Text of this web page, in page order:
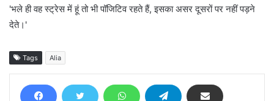
'भले ही वह स्ट्रेस में हूं तो भी पॉजिटिव रहते हैं, इसका असर दूसरों पर नहीं पड़ने
देते।'
Tags Alia